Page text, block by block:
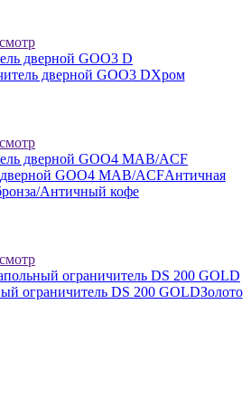
дверной GOO3 DХром
GOO4 MAB/ACFАнтичная
Античный кофе
ограничитель DS 200 GOLDЗолото